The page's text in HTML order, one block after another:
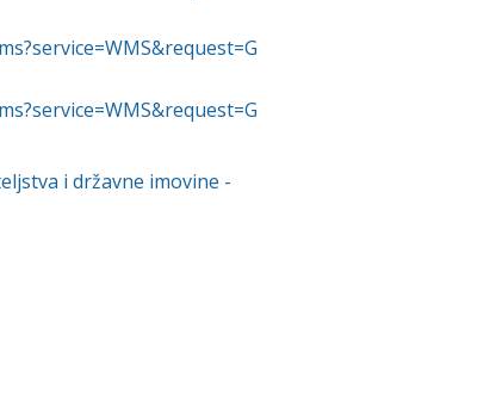
i državne imovine -